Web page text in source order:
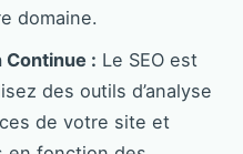
domaine.
Continue : Le SEO est
des outils d’analyse
de votre site et